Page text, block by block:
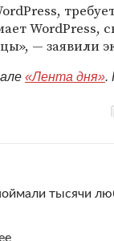
WordPress,
— заявили
«Лента дня».
тысячи